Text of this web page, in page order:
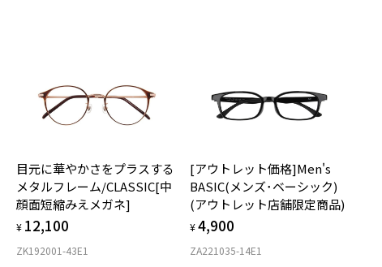
お持ちのZoffメガネサイズを確認するには？
仕上がり寸法
D 仕上がりの横幅：約137mm
E 仕上がりの縦幅：約46mm
安心2 視力測定無料
安心3 かかり具合調整無料
フレームの歪みやかかり具合の調整・クリーニングは、全国の
Zoff店舗にていつでも対応いたします。
＜メガネの度数情報がわからない方へ＞
ご購入時に「レンズ交換券」をお選びいただくと、実店舗で度数を測定
のうえ、
度付きレンズ（標準セットレンズ）へ無料交換いただけます。
詳しくはこちら
実店舗で度数を測定いただけます
目元に華やかさをプラスする
メタルフレーム/CLASSIC[中
顔面短縮みえメガネ]
¥ 12,100
ZK192001-43E1
[アウトレット価格]Men's
BASIC(メンズ･ベーシック)
(アウトレット店舗限定商品)
¥4,900
ZA221035-14E1